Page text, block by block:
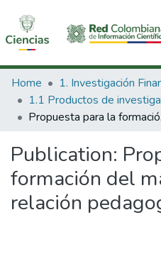
Communities & Collections
All of DSpace
Home
Publication:
formación del
relación